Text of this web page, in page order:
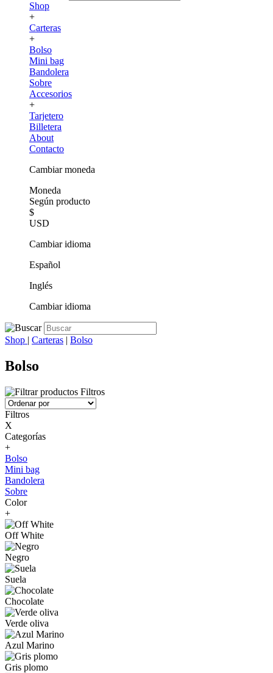
Shop
+
Carteras
+
Bolso
Mini bag
Bandolera
Sobre
Accesorios
+
Tarjetero
Billetera
About
Contacto
Cambiar moneda
Moneda
Según producto
$
USD
Cambiar idioma
Español
Inglés
Cambiar idioma
Shop | Carteras | Bolso
Bolso
Filtros
Filtros
X
Categorías
+
Bolso
Mini bag
Bandolera
Sobre
Color
+
Off White
Negro
Suela
Chocolate
Verde oliva
Azul Marino
Gris plomo